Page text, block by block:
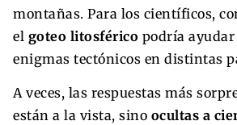
montañas. Para los científicos,
el goteo litosférico podría
enigmas tectónicos en distintas
A veces, las respuestas más
están a la vista, sino ocultas a